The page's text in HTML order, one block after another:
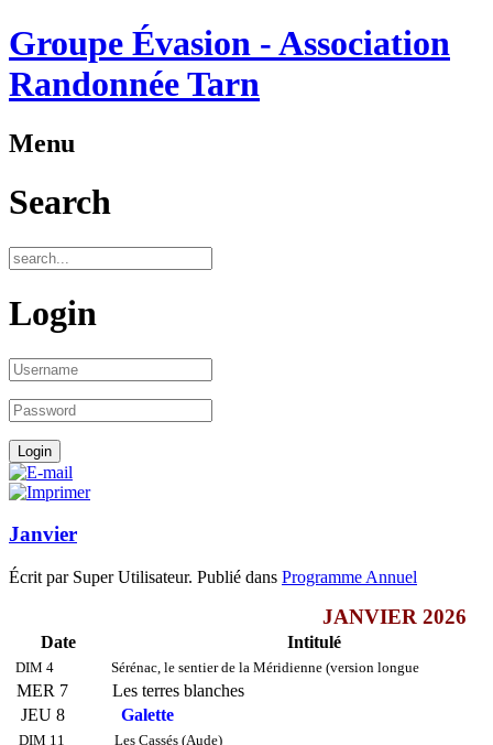
Groupe Évasion - Association
Randonnée Tarn
Menu
Search
Login
Janvier
Écrit par Super Utilisateur. Publié dans Programme Annuel
JANVIER 2026
Date Intitulé
DIM 4 Sérénac, le sentier de la Méridienne (version longue
MER 7
Les terres blanches
JEU 8
Galette
DIM 11 Les Cassés (Aude)